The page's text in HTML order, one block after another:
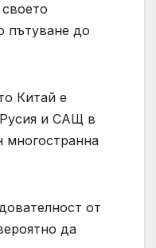
пътуване до
Китай е
и САЩ в
от
да